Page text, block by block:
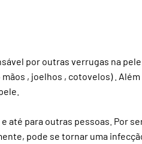
é?
por outras verrugas na
, joelhos , cotovelos) .
até para outras pessoas. Por
pode se tornar uma